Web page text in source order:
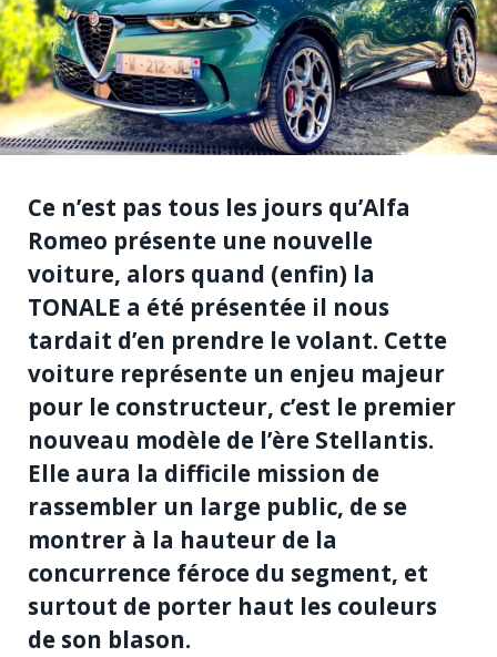
Ce n’est pas tous les jours qu’Alfa
Romeo présente une nouvelle
voiture, alors quand (enfin) la
TONALE a été présentée il nous
tardait d’en prendre le volant. Cette
voiture représente un enjeu majeur
pour le constructeur, c’est le premier
nouveau modèle de l’ère Stellantis.
Elle aura la difficile mission de
rassembler un large public, de se
montrer à la hauteur de la
concurrence féroce du segment, et
surtout de porter haut les couleurs
de son blason.